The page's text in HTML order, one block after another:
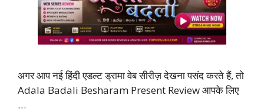
अगर आप नई हिंदी एडल्ट ड्रामा वेब सीरीज़ देखना पसंद करते हैं, तो
Adala Badali Besharam Present Review आपके लिए
…